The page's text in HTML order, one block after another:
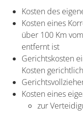
Kosten des
Kosten eines
über 100 Km
entfernt ist
Gerichtskosten
Kosten
Kosten eines
zur